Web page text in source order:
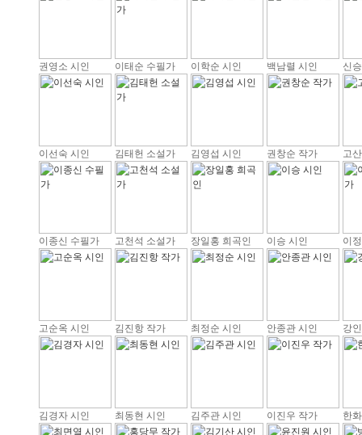
권영소 시인 이태순 수필가 이학순 시인 백남렬 시인 신
이선숙 시인 김태헌 소설가 김영섭 시인 권창순 작가 고
이종신 수필가 고천석 소설가 장일홍 희곡인 이승 시인 이
고순옥 시인 김진항 작가 최정순 시인 안종관 시인 강
김경자 시인 최동현 시인 김주관 시인 이진우 작가 한